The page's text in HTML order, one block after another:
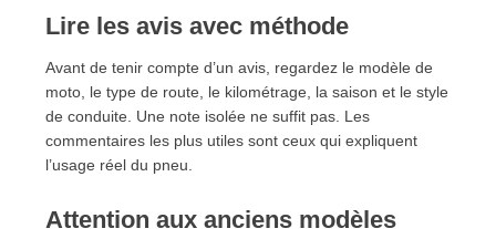
Lire les avis avec méthode
Avant de tenir compte d’un avis, regardez le modèle de
moto, le type de route, le kilométrage, la saison et le style
de conduite. Une note isolée ne suffit pas. Les
commentaires les plus utiles sont ceux qui expliquent
l’usage réel du pneu.
Attention aux anciens modèles